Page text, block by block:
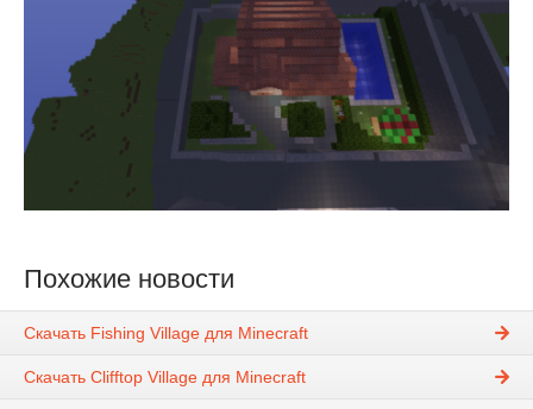
Похожие новости
Скачать Fishing Village для Minecraft
Скачать Clifftop Village для Minecraft